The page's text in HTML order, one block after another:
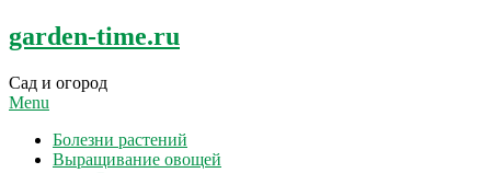
Skip
to
garden-time.ru
Сад и огород
Menu
Болезни растений
Выращивание овощей